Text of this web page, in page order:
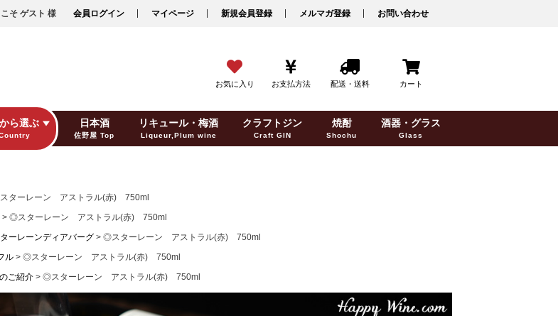
そ ゲスト 様 会員ログイン マイページ 新規会員登録 メルマガ登録 お問い合わせ
お気に入り お支払方法 配送・送料 カート
ら選ぶ 日本酒
佐野屋 Top
リキュール・梅酒
Liqueur,Plum wine
クラフトジン
Craft GIN
焼酎
Shochu
酒器・グラス
Glass
ターレーン アストラル(赤) 750ml
◎スターレーン アストラル(赤) 750ml
ーレーンディアバーグ
◎スターレーン アストラル(赤) 750ml
ル
◎スターレーン アストラル(赤) 750ml
ご紹介 ◎スターレーン アストラル(赤) 750ml